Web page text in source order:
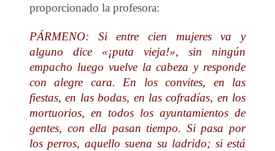
proporcionado la profesora:
PÁRMENO: Si entre cien mujeres va y
alguno dice «¡puta vieja!», sin ningún
empacho luego vuelve la cabeza y responde
con alegre cara. En los convites, en las
fiestas, en las bodas, en las cofradías, en los
mortuorios, en todos los ayuntamientos de
gentes, con ella pasan tiempo. Si pasa por
los perros, aquello suena su ladrido; si está